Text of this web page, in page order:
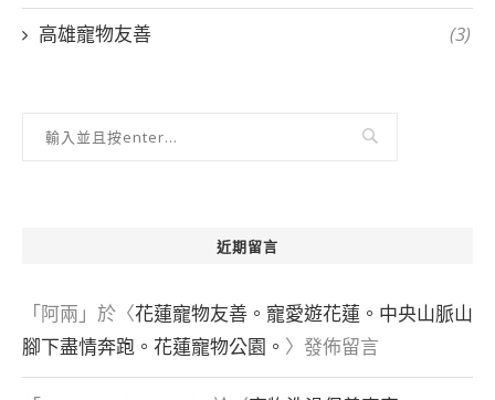
高雄寵物友善 (3)
近期留言
「阿兩 」於〈花蓮寵物友善。寵愛遊花蓮。中央山脈山
腳下盡情奔跑。花蓮寵物公園。 〉發佈留言